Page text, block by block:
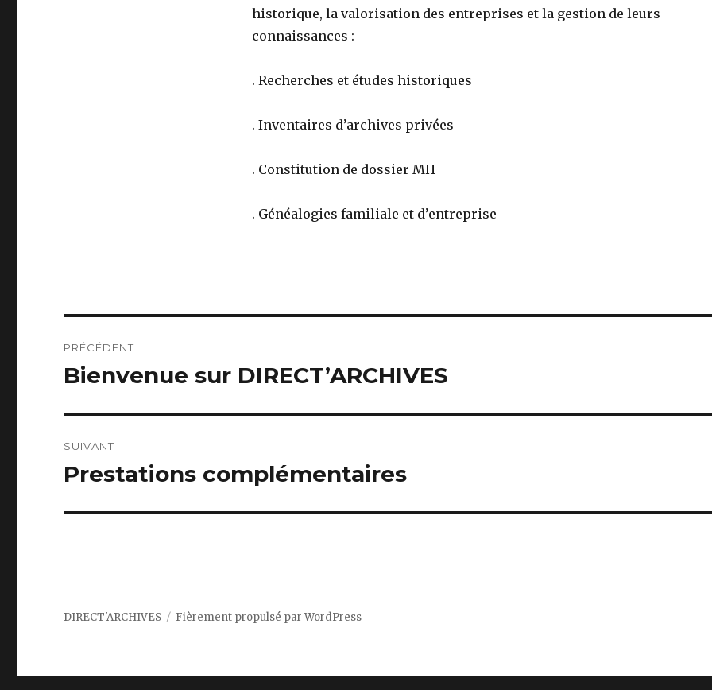
historique, la valorisation des entreprises et la gestion de leurs
connaissances :
. Recherches et études historiques
. Inventaires d’archives privées
. Constitution de dossier MH
. Généalogies familiale et d’entreprise
de
PRÉCÉDENT
Article
Bienvenue sur DIRECT’ARCHIVES
SUIVANT
Article
Prestations complémentaires
DIRECT'ARCHIVES Fièrement propulsé par WordPress